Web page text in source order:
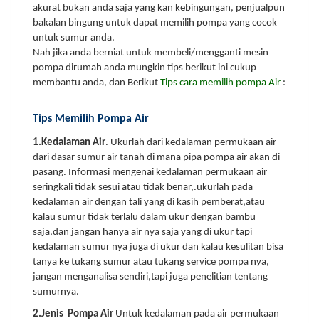
akurat bukan anda saja yang kan kebingungan, penjualpun
bakalan bingung untuk dapat memilih pompa yang cocok
untuk sumur anda.
Nah jika anda berniat untuk membeli/mengganti mesin
pompa dirumah anda mungkin tips berikut ini cukup
membantu anda, dan Berikut Tips cara memilih pompa Air :
Tips Memilih Pompa Air
1.Kedalaman Air. Ukurlah dari kedalaman permukaan air
dari dasar sumur air tanah di mana pipa pompa air akan di
pasang. Informasi mengenai kedalaman permukaan air
seringkali tidak sesui atau tidak benar,.ukurlah pada
kedalaman air dengan tali yang di kasih pemberat,atau
kalau sumur tidak terlalu dalam ukur dengan bambu
saja,dan jangan hanya air nya saja yang di ukur tapi
kedalaman sumur nya juga di ukur dan kalau kesulitan bisa
tanya ke tukang sumur atau tukang service pompa nya,
jangan menganalisa sendiri,tapi juga penelitian tentang
sumurnya.
2.Jenis Pompa Air Untuk kedalaman pada air permukaan